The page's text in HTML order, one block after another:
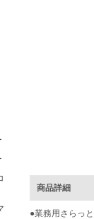
商品詳細
●業務用さらっ